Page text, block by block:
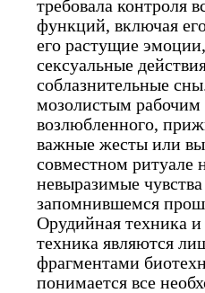
требовала контроля
функций, включая
его растущие
сексуальные
соблазнительные
мозолистым рабочим
возлюбленного,
важные жесты или
совместном ритуале
невыразимые
запомнившемся
Орудийная техника
техника являются
фрагментами
понимается все